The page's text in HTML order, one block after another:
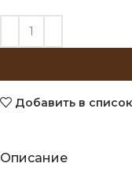
Добавить в
Описание